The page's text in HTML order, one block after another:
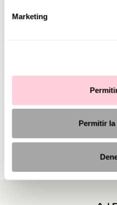
Marketing
Permitir